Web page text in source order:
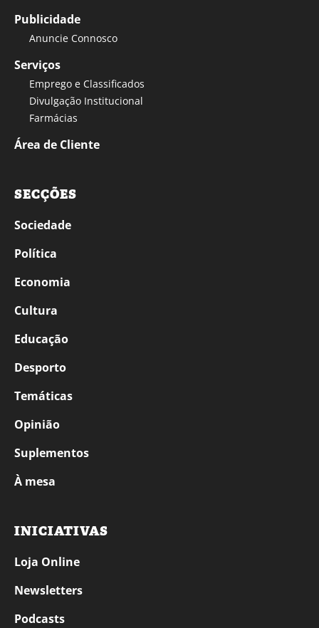
Publicidade
Anuncie Connosco
Serviços
Emprego e Classificados
Divulgação Institucional
Farmácias
Área de Cliente
SECÇÕES
Sociedade
Política
Economia
Cultura
Educação
Desporto
Temáticas
Opinião
Suplementos
À mesa
INICIATIVAS
Loja Online
Newsletters
Podcasts